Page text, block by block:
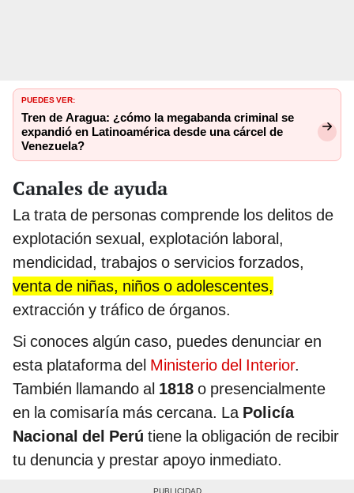
PUEDES VER:
Tren de Aragua: ¿cómo la megabanda criminal se
expandió en Latinoamérica desde una cárcel de
Venezuela?
Canales de ayuda
La trata de personas comprende los delitos de
explotación sexual, explotación laboral,
mendicidad, trabajos o servicios forzados,
venta de niñas, niños o adolescentes,
extracción y tráfico de órganos.
Si conoces algún caso, puedes denunciar en
esta plataforma del Ministerio del Interior.
También llamando al 1818 o presencialmente
en la comisaría más cercana. LaPolicía
Nacional del Perú tiene la obligación de recibir
tu denuncia y prestar apoyo inmediato.